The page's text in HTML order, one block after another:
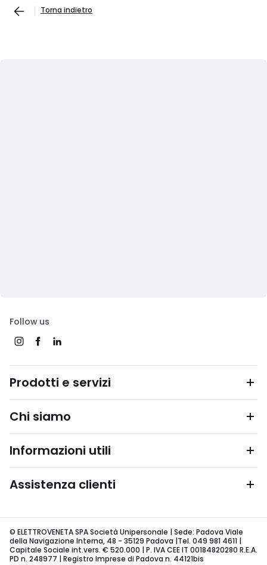
Torna indietro
Follow us
Prodotti e servizi
Chi siamo
Informazioni utili
Assistenza clienti
© ELETTROVENETA SPA Società Unipersonale | Sede: Padova Viale
della Navigazione Interna, 48 - 35129 Padova |Tel. 049 981 4611 |
Capitale Sociale int.vers. € 520.000 | P. IVA CEE IT 00184820280 R.E.A.
PD n. 248977 | Registro Imprese di Padova n. 44121bis